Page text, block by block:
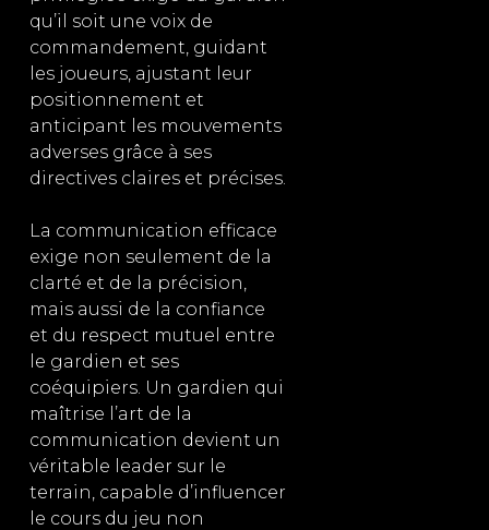
qu’il soit une voix de
commandement, guidant
les joueurs, ajustant leur
positionnement et
anticipant les mouvements
adverses grâce à ses
directives claires et précises.
La communication efficace
exige non seulement de la
clarté et de la précision,
mais aussi de la confiance
et du respect mutuel entre
le gardien et ses
coéquipiers. Un gardien qui
maîtrise l’art de la
communication devient un
véritable leader sur le
terrain, capable d’influencer
le cours du jeu non